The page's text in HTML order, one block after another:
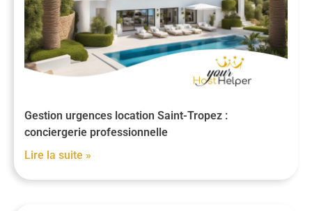
Gestion urgences location Saint-Tropez :
conciergerie professionnelle
Lire la suite »